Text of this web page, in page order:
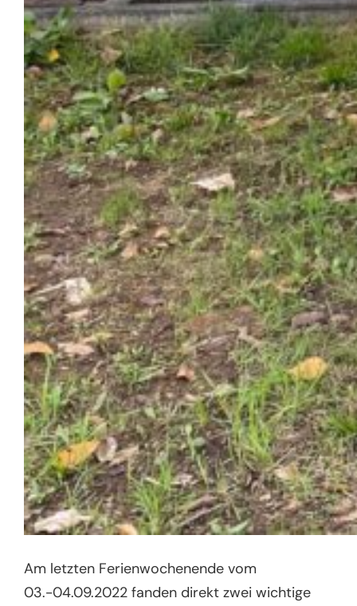
Am letzten Ferienwochenende vom
03.-04.09.2022 fanden direkt zwei wichtige